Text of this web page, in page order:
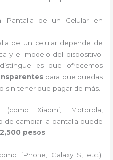
Pantalla de un Celular en
de un celular depende de
y el modelo del dispositivo.
es que ofrecemos
para que puedas
sin tener que pagar de más.
Xiaomi, Motorola,
de cambiar la pantalla puede
pesos.
iPhone, Galaxy S, etc.):